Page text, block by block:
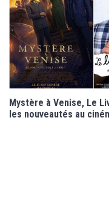
Mystère à Venise, Le
les nouveautés au